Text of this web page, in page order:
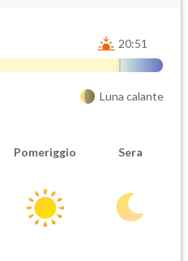
20:51
Luna calante
Pomeriggio Sera